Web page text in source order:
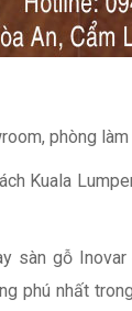
phòng làm
Kuala
sàn gỗ
phú nhất